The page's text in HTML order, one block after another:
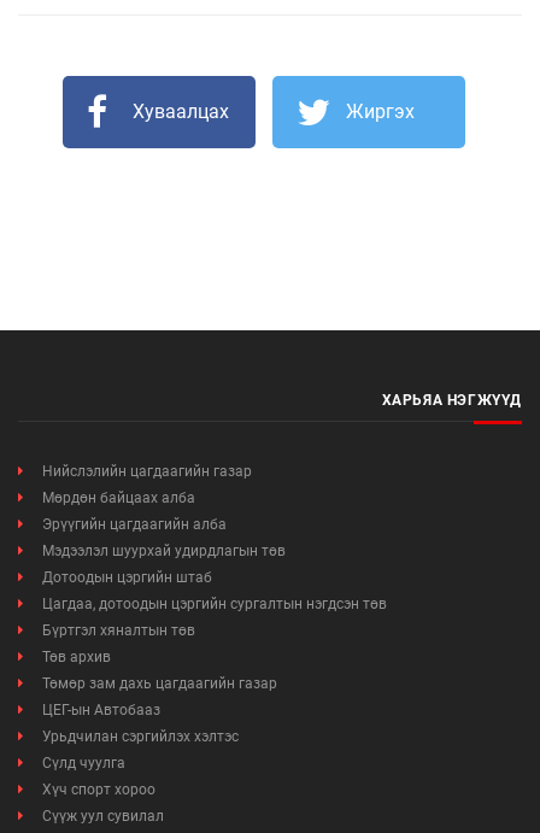
Хуваалцах Жиргэх
ХАРЬЯА НЭГЖҮҮД
Нийслэлийн цагдаагийн газар
Мөрдөн байцаах алба
Эрүүгийн цагдаагийн алба
Мэдээлэл шуурхай удирдлагын төв
Дотоодын цэргийн штаб
Цагдаа, дотоодын цэргийн сургалтын нэгдсэн төв
Бүртгэл хяналтын төв
Төв архив
Төмөр зам дахь цагдаагийн газар
ЦЕГ-ын Автобааз
Урьдчилан сэргийлэх хэлтэс
Сүлд чуулга
Хүч спорт хороо
Сүүж уул сувилал